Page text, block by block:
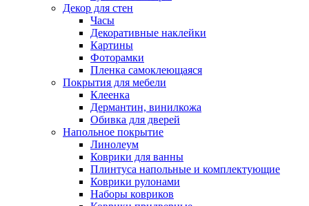
Декор для стен
Часы
Декоративные наклейки
Картины
Фоторамки
Пленка самоклеющаяся
Покрытия для мебели
Клеенка
Дермантин, винилкожа
Обивка для дверей
Напольное покрытие
Линолеум
Коврики для ванны
Плинтуса напольные и комплектующие
Коврики рулонами
Наборы ковриков